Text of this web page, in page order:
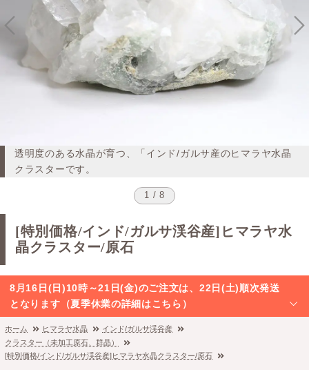
透明度のある水晶が育つ、「インド/ガルサ産のヒマラヤ水晶
クラスターです。
1 / 8
[特別価格/インド/ガルサ渓谷産]ヒマラヤ水
晶クラスター/原石
8月16日(日)10時～21日(金)のご注文は、22日(土)順次発送
となります（夏季休業の詳細はこちら）
ホーム ヒマラヤ水晶
インド/ガルサ渓谷産
クラスター（未加工原石、群晶）
[特別価格/インド/ガルサ渓谷産]ヒマラヤ水晶クラスター/原石